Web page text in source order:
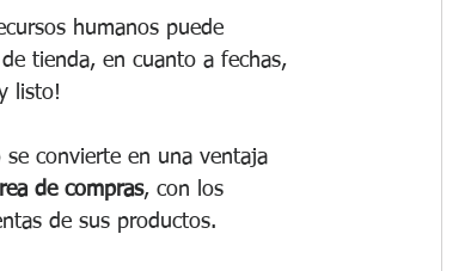
humanos puede
tienda, en cuanto a fechas,
listo!
convierte en una ventaja
de compras, con los
de sus productos.